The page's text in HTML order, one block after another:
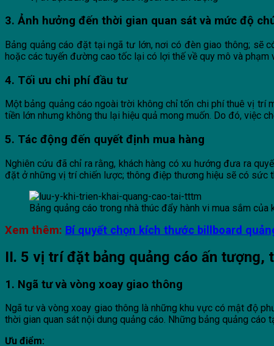
3. Ảnh hưởng đến thời gian quan sát và mức độ
Bảng quảng cáo đặt tại ngã tư lớn, nơi có đèn giao thông; sẽ
hoặc các tuyến đường cao tốc lại có lợi thế về quy mô và phạm
4. Tối ưu chi phí đầu tư
Một bảng quảng cáo ngoài trời không chỉ tốn chi phí thuê vị trí
tiền lớn nhưng không thu lại hiệu quả mong muốn. Do đó, việc
5. Tác động đến quyết định mua hàng
Nghiên cứu đã chỉ ra rằng, khách hàng có xu hướng đưa ra
đặt ở những vị trí chiến lược; thông điệp thương hiệu sẽ có sức
Bảng quảng cáo trong nhà thúc đẩy hành vi mua sắm của
Xem thêm: Bí quyết chọn kích thước billboard
II. 5 vị trí đặt bảng quảng cáo ấn tượng,
1. Ngã tư và vòng xoay giao thông
Ngã tư và vòng xoay giao thông là những khu vực có mật độ
thời gian quan sát nội dung quảng cáo. Những bảng quảng
Ưu điểm: